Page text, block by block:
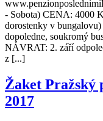
- Sobota) CENA: 4000
dorostenky v
dopoledne, soukromý
NÁVRAT: 2. září
z [...]
Žaket Pražský
2017